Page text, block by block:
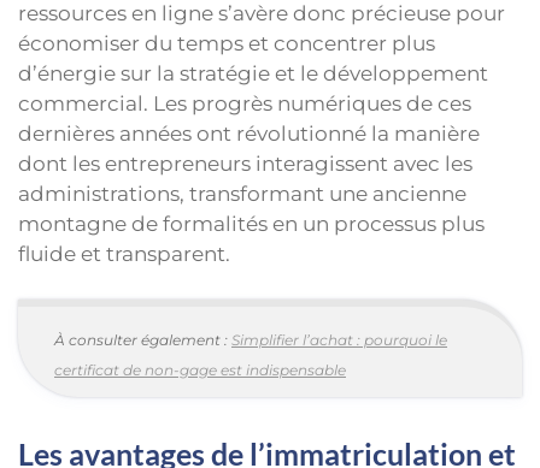
ressources en ligne s’avère donc précieuse pour
économiser du temps et concentrer plus
d’énergie sur la stratégie et le développement
commercial. Les progrès numériques de ces
dernières années ont révolutionné la manière
dont les entrepreneurs interagissent avec les
administrations, transformant une ancienne
montagne de formalités en un processus plus
fluide et transparent.
À consulter également : Simplifier l’achat : pourquoi le
certificat de non-gage est indispensable
Les avantages de l’immatriculation et